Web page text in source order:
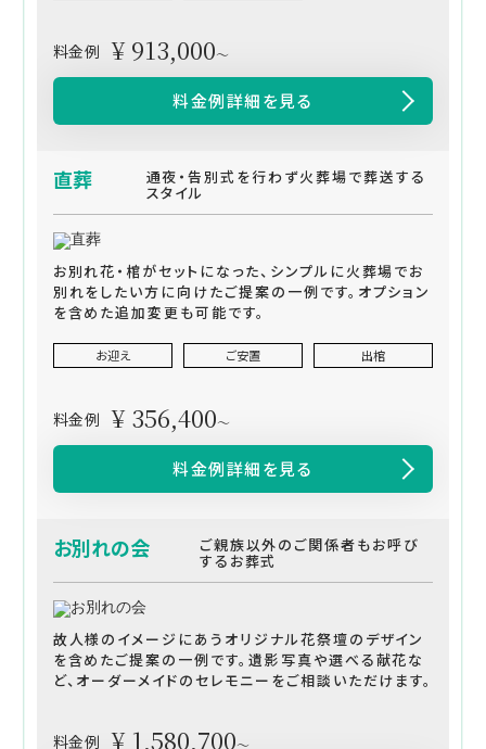
料金例 ¥ 913,000～
料金例詳細を見る
直葬 通夜・告別式を行わず火葬場で葬送する
スタイル
お別れ花・棺がセットになった、シンプルに火葬場でお
別れをしたい方に向けたご提案の一例です。オプション
を含めた追加変更も可能です。
お迎え ご安置 出棺
料金例 ¥ 356,400～
料金例詳細を見る
お別れの会 ご親族以外のご関係者もお呼び
するお葬式
故人様のイメージにあうオリジナル花祭壇のデザイン
を含めたご提案の一例です。遺影写真や選べる献花な
ど、オーダーメイドのセレモニーをご相談いただけます。
料金例 ¥ 1,580,700～